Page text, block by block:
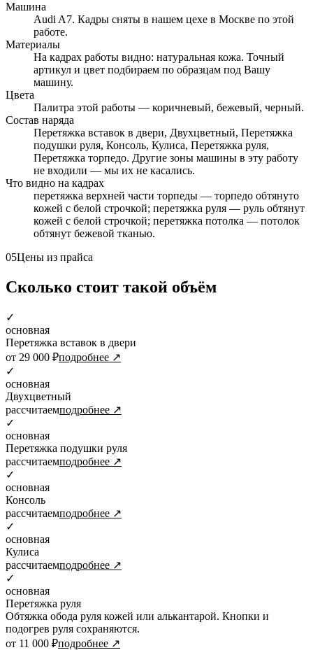
Машина
Audi A7. Кадры сняты в нашем цехе в Москве по этой
работе.
Материалы
На кадрах работы видно: натуральная кожа. Точный
артикул и цвет подбираем по образцам под Вашу
машину.
Цвета
Палитра этой работы — коричневый, бежевый, черный.
Состав наряда
Перетяжка вставок в двери, Двухцветный, Перетяжка
подушки руля, Консоль, Кулиса, Перетяжка руля,
Перетяжка торпедо. Другие зоны машины в эту работу
не входили — мы их не касались.
Что видно на кадрах
перетяжка верхней части торпеды — торпедо обтянуто
кожей с белой строчкой; перетяжка руля — руль обтянут
кожей с белой строчкой; перетяжка потолка — потолок
обтянут бежевой тканью.
05Цены из прайса
Сколько стоит такой объём
✓
основная
Перетяжка вставок в двери
от 29 000 ₽подробнее ↗
✓
основная
Двухцветный
рассчитаемподробнее ↗
✓
основная
Перетяжка подушки руля
рассчитаемподробнее ↗
✓
основная
Консоль
рассчитаемподробнее ↗
✓
основная
Кулиса
рассчитаемподробнее ↗
✓
основная
Перетяжка руля
Обтяжка обода руля кожей или алькантарой. Кнопки и
подогрев руля сохраняются.
от 11 000 ₽подробнее ↗